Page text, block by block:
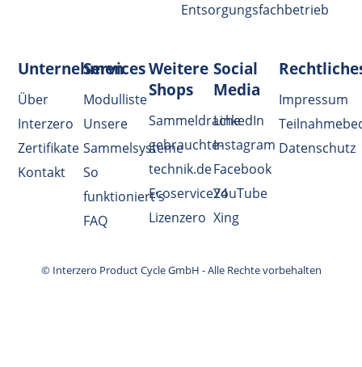
Entsorgungsfachbetrieb
Unternehmen
Über
Interzero
Zertifikate
Kontakt
Services
Modulliste
Unsere
Sammelsysteme
So
funktioniert's
FAQ
Weitere
Shops
Sammeldrache
gebrauchte-
technik.de
Ecoservice24
Lizenzero
Social
Media
LinkedIn
Instagram
Facebook
YouTube
Xing
Impressum
Datenschutz
© Interzero Product Cycle GmbH - Alle Rechte vorbehalten